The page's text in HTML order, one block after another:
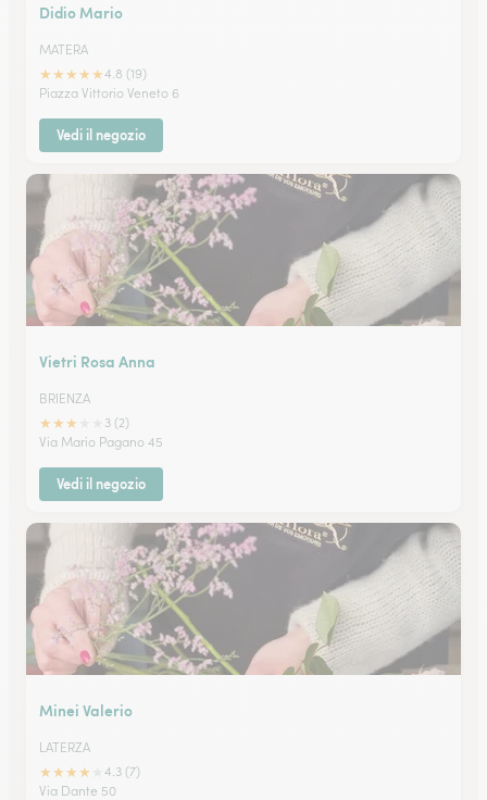
Didio Mario
MATERA
★★★★★4.8 (19)
Piazza Vittorio Veneto 6
Vedi il negozio
Vietri Rosa Anna
BRIENZA
★★★
3 (2)
Via Mario Pagano 45
Vedi il negozio
Minei Valerio
LATERZA
★★★★
4.3 (7)
Via Dante 50